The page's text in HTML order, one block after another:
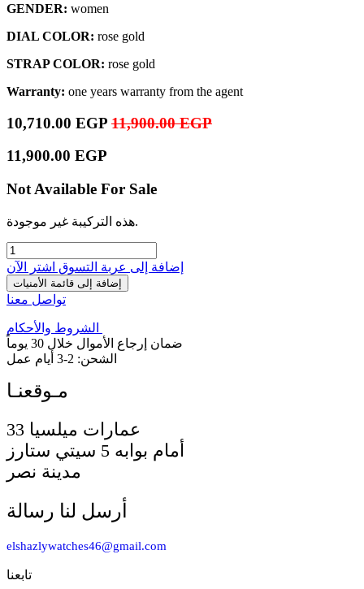
GENDER: women
DIAL COLOR: rose gold
STRAP COLOR: rose gold
Warranty: one years warranty from the agent
10,710.00 EGP 11,900.00EGP
11,900.00 EGP
Not Available For Sale
هذه التركيبة غير موجودة.
إضافة إلى عربة التسوق اشترِ الآن
إضافة إلى قائمة الأمنيات
تواصل معنا
الشروط والأحكام
ضمان إرجاع الأموال خلال 30 يوماً
الشحن: 2-3 أيام عمل
أمام بوابه 5 سيتي ستارز
مدينة نصر
أرسل لنا رسالة
elshazlywatches46@gmail.com
تابعنا